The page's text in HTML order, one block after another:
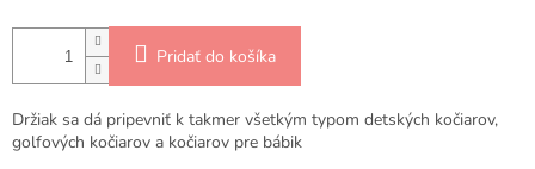
Pridať do košíka
Držiak sa dá pripevniť k takmer všetkým typom detských kočiarov,
golfových kočiarov a kočiarov pre bábik